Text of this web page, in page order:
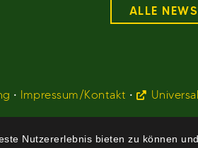
ALLE NEWS
• Impressum/Kontakt •
Nutzererlebnis bieten zu können